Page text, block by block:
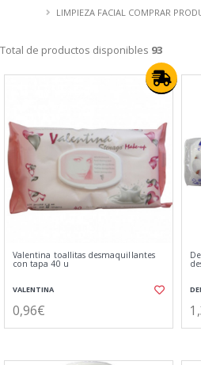
LIMPIEZA FACIAL COMPRAR
Total de productos disponibles 93
Valentina toallitas desmaquillantes
con tapa 40 u
VALENTINA
0,96€